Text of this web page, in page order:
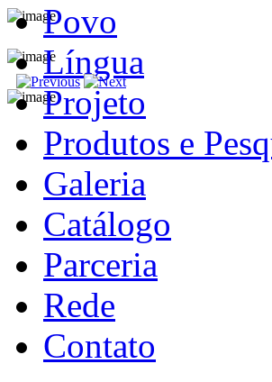
Povo
Língua
Projeto
Produtos e
Galeria
Catálogo
Parceria
Rede
Contato